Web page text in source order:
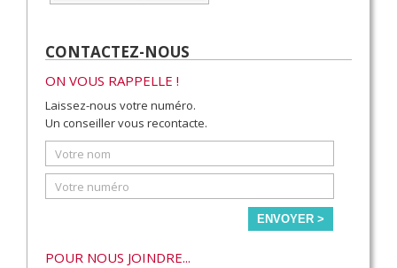
CONTACTEZ-NOUS
ON VOUS RAPPELLE !
Laissez-nous votre numéro.
Un conseiller vous recontacte.
ENVOYER >
POUR NOUS JOINDRE...